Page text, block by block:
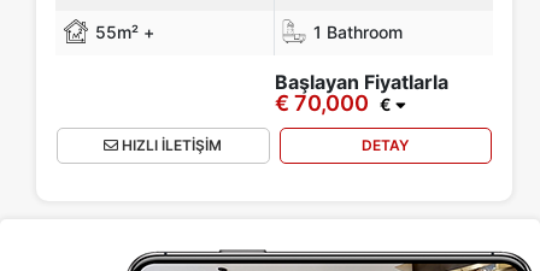
55m² + 1 Bathroom
Başlayan Fiyatlarla
€ 70,000 €
HIZLI İLETİŞİM DETAY